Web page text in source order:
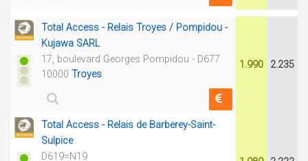
Total Access - Relais Troyes / Pompidou -
Kujawa SARL
17, boulevard Georges Pompidou - D677
10000 Troyes
1.990 2.235
Total Access - Relais de Barberey-Saint-
Sulpice
D619=N19